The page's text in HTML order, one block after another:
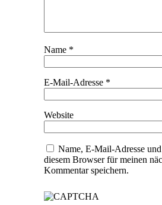
Name *
E-Mail-Adresse *
Website
Name, E-Mail-Adresse
diesem Browser für meinen
Kommentar speichern.